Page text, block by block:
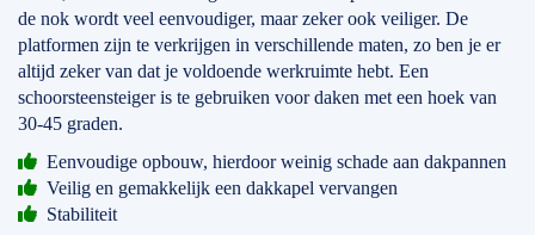
de nok wordt veel eenvoudiger, maar zeker ook veiliger. De
platformen zijn te verkrijgen in verschillende maten, zo ben je er
altijd zeker van dat je voldoende werkruimte hebt. Een
schoorsteensteiger is te gebruiken voor daken met een hoek van
30-45 graden.
Eenvoudige opbouw, hierdoor weinig schade aan dakpannen
Veilig en gemakkelijk een dakkapel vervangen
Stabiliteit